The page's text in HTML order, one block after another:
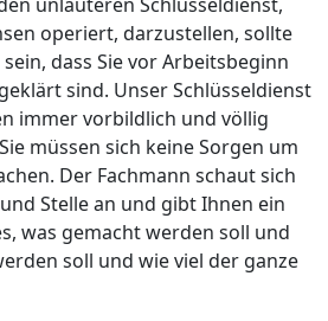
operiert, darzustellen, sollte
dass Sie vor Arbeitsbeginn
sind. Unser Schlüsseldienst
immer vorbildlich und völlig
müssen sich keine Sorgen um
Der Fachmann schaut sich
Stelle an und gibt Ihnen ein
was gemacht werden soll und
soll und wie viel der ganze